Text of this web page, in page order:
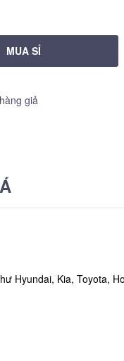
MUA SỈ
giả
Hyundai, Kia, Toyota,